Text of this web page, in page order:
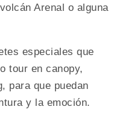
Arenal o alguna
especiales que
tour en canopy,
para que puedan
y la emoción.